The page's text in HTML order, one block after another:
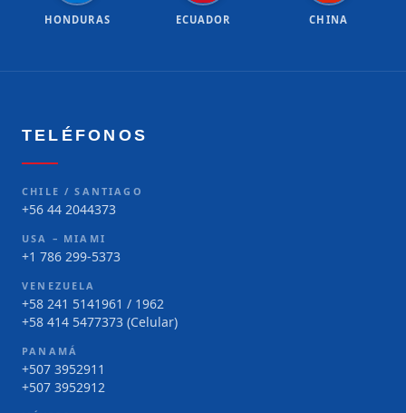
HONDURAS ECUADOR CHINA
TELÉFONOS
CHILE / SANTIAGO
+56 44 2044373
USA – MIAMI
+1 786 299-5373
VENEZUELA
+58 241 5141961 / 1962
+58 414 5477373 (Celular)
PANAMÁ
+507 3952911
+507 3952912